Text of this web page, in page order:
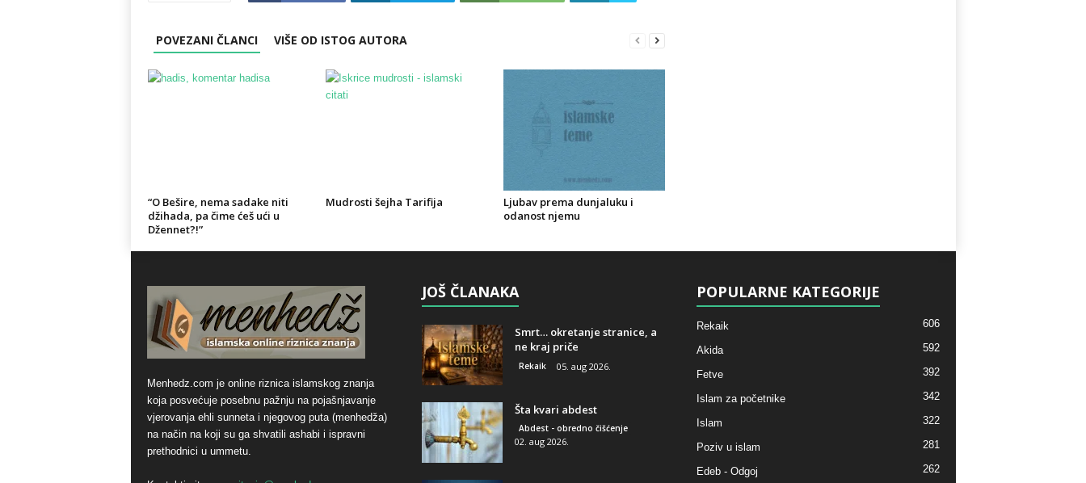
POVEZANI ČLANCI VIŠE OD ISTOG AUTORA
“O Bešire, nema sadake niti
džihada, pa čime ćeš ući u
Džennet?!”
Mudrosti šejha Tarifija
Ljubav prema dunjaluku i
odanost njemu
Menhedz.com je online riznica islamskog znanja
koja posvećuje posebnu pažnju na pojašnjavanje
vjerovanja ehli sunneta i njegovog puta (menhedža)
na način na koji su ga shvatili ashabi i ispravni
prethodnici u ummetu.
JOŠ ČLANAKA
Smrt… okretanje stranice, a
ne kraj priče
Rekaik 05. aug 2026.
Šta kvari abdest
Abdest - obredno čišćenje
02. aug 2026.
POPULARNE KATEGORIJE
Rekaik 606
Akida 592
Fetve 392
Islam za početnike 342
Islam 322
Poziv u islam 281
Edeb - Odgoj 262